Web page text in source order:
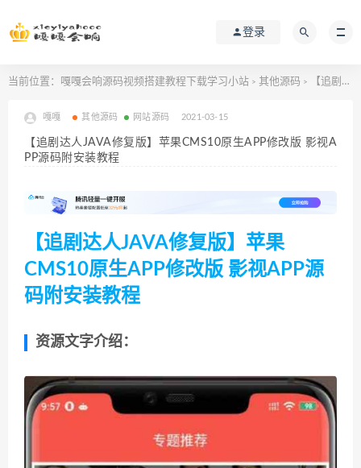
登录
当前位置： 嘎嘎会响源码视频搭建教程下载学习小站 > 其他源码 > 【追剧达人JAVA修复版】苹果CMS10原生APP修改版 影视APP源码附安装教程
嘎嘎 其他源码 网站源码 2021-03-15
【追剧达人JAVA修复版】苹果CMS10原生APP修改版 影视A
PP源码附安装教程
【追剧达人JAVA修复版】苹果
CMS10原生APP修改版 影视APP源
码附安装教程
资源文字介绍：